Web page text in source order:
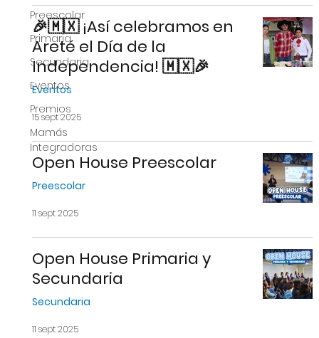
Preescolar
Primaria
Secundaria
Eventos
Premios
Mamás
Integradoras
🎉🇲🇽 ¡Así celebramos en
Areté el Día de la
Independencia! 🇲🇽🎉
Eventos
15 sept 2025
Open House Preescolar
Preescolar
11 sept 2025
Open House Primaria y
Secundaria
Secundaria
11 sept 2025